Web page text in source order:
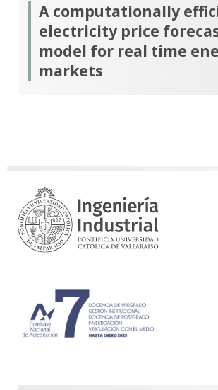
A computationally
electricity price
model for real time
markets